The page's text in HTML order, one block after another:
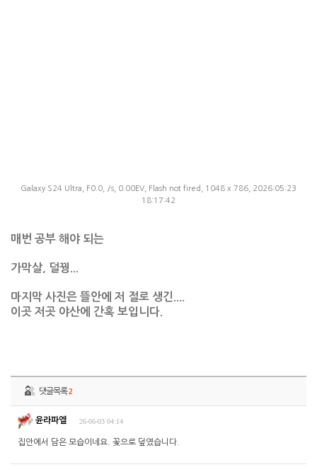
Galaxy S24 Ultra, F0.0, /s, 0.00EV, Flash not fired, 1048 x 786, 2026:05:23
18:17:42
매번 공부 해야 되는
가막살, 덜꿩...
마지막 사진은 뜰안에 저 절로 생긴....
이곳 저곳 야산에 간혹 보입니다.
댓글목록2
윤라파엘 26-06-03 04:14
집안에서 담은 모습이네요. 꽃으로 덮였습니다.